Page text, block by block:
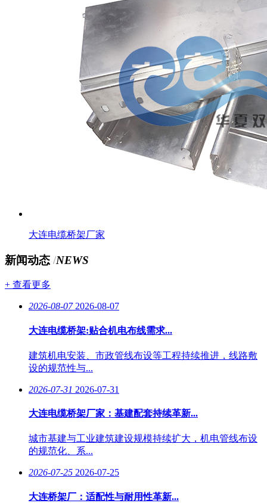
大连电缆桥架厂家
新闻动态 /NEWS
+ 查看更多
2026-08-07 2026-08-07
大连电缆桥架:贴合机电布线需求...
建筑机电安装、市政管线布设等工程持续推进，线路敷
设的规范性与...
2026-07-31 2026-07-31
大连电缆桥架厂家：基建配套持续革新...
城市基建与工业建筑建设规模持续扩大，机电管线布设
的规范化、系...
2026-07-25 2026-07-25
大连桥架厂：适配性与耐用性革新...